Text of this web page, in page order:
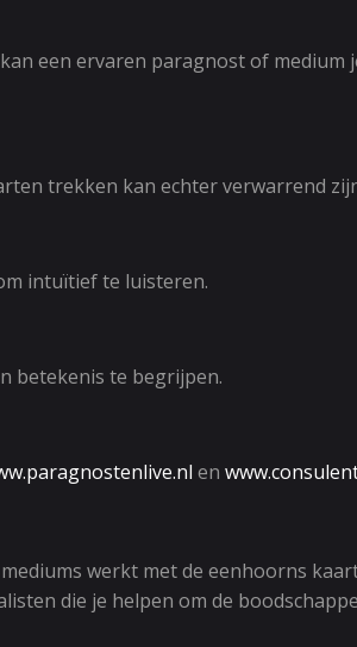
een ervaren paragnost of medium
trekken kan echter verwarrend
intuïtief te luisteren.
betekenis te begrijpen.
en
werkt met de eenhoorns
die je helpen om de